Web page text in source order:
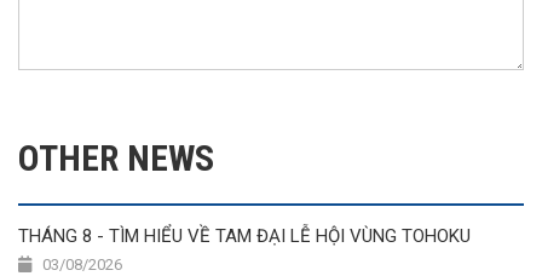
OTHER NEWS
THÁNG 8 - TÌM HIỂU VỀ TAM ĐẠI LỄ HỘI VÙNG TOHOKU
03/08/2026